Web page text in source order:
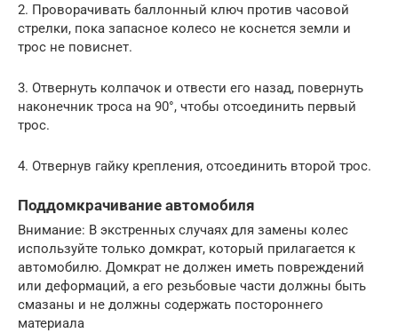
2. Проворачивать баллонный ключ против часовой
стрелки, пока запасное колесо не коснется земли и
трос не повиснет.
3. Отвернуть колпачок и отвести его назад, повернуть
наконечник троса на 90°, чтобы отсоединить первый
трос.
4. Отвернув гайку крепления, отсоединить второй трос.
Поддомкрачивание автомобиля
Внимание: В экстренных случаях для замены колес
используйте только домкрат, который прилагается к
автомобилю. Домкрат не должен иметь повреждений
или деформаций, а его резьбовые части должны быть
смазаны и не должны содержать постороннего
материала